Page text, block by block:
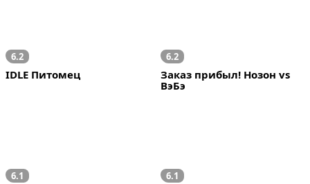
6.2
IDLE Питомец
6.2
Заказ прибыл! Нозон vs
ВэБэ
6.1 6.1